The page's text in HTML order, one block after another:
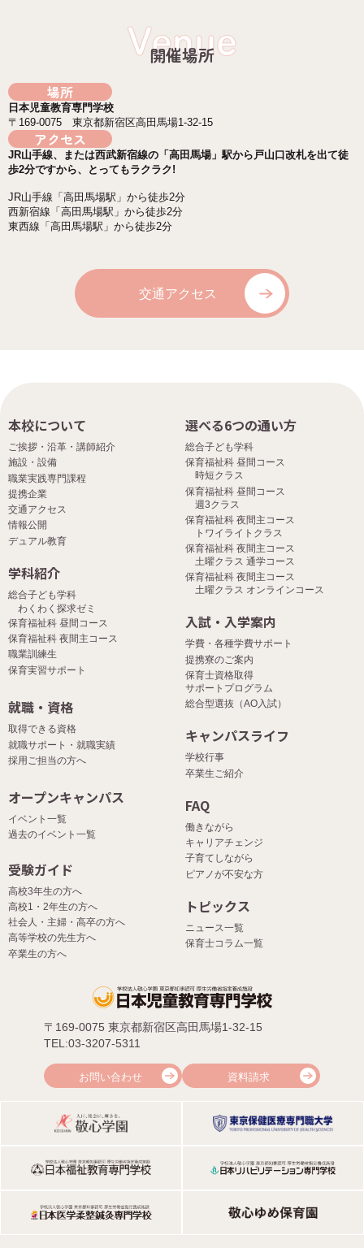
Venue
開催場所
場所
日本児童教育専門学校
〒169-0075 東京都新宿区高田馬場1-32-15
アクセス
JR山手線、または西武新宿線の「高田馬場」駅から戸山口改札を出て徒
歩2分ですから、とってもラクラク!
JR山手線「高田馬場駅」から徒歩2分
西新宿線「高田馬場駅」から徒歩2分
東西線「高田馬場駅」から徒歩2分
交通アクセス
本校について
ご挨拶・沿革・講師紹介
施設・設備
職業実践専門課程
提携企業
交通アクセス
情報公開
デュアル教育
選べる6つの通い方
総合子ども学科
保育福祉科 昼間コース
時短クラス
保育福祉科 昼間コース
週3クラス
保育福祉科 夜間主コース
トワイライトクラス
保育福祉科 夜間主コース
土曜クラス 通学コース
保育福祉科 夜間主コース
土曜クラス オンラインコース
学科紹介
総合子ども学科
わくわく探求ゼミ
保育福祉科 昼間コース
保育福祉科 夜間主コース
職業訓練生
保育実習サポート
入試・入学案内
学費・各種学費サポート
提携寮のご案内
保育士資格取得
サポートプログラム
総合型選抜（AO入試）
就職・資格
取得できる資格
就職サポート・就職実績
採用ご担当の方へ
キャンパスライフ
学校行事
卒業生ご紹介
オープンキャンパス
イベント一覧
過去のイベント一覧
FAQ
働きながら
キャリアチェンジ
子育てしながら
ピアノが不安な方
受験ガイド
高校3年生の方へ
高校1・2年生の方へ
社会人・主婦・高卒の方へ
高等学校の先生方へ
卒業生の方へ
トピックス
ニュース一覧
保育士コラム一覧
〒169-0075 東京都新宿区高田馬場1-32-15
TEL:03-3207-5311
お問い合わせ 資料請求